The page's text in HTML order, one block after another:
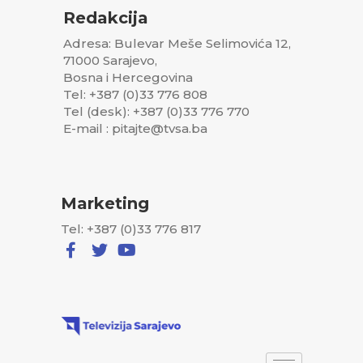
Redakcija
Adresa: Bulevar Meše Selimovića 12,
71000 Sarajevo,
Bosna i Hercegovina
Tel: +387 (0)33 776 808
Tel (desk): +387 (0)33 776 770
E-mail : pitajte@tvsa.ba
Marketing
Tel: +387 (0)33 776 817